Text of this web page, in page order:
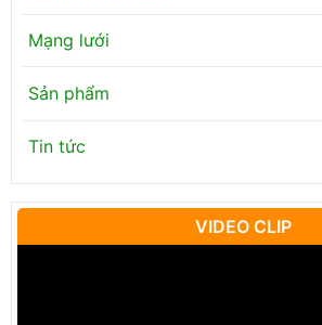
Mạng lưới
Sản phẩm
Tin tức
VIDEO CLIP